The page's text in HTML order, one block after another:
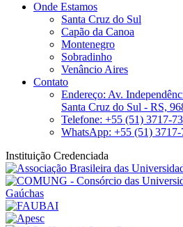
Onde Estamos
Santa Cruz do Sul
Capão da Canoa
Montenegro
Sobradinho
Venâncio Aires
Contato
Endereço: Av.
Santa Cruz do Sul - RS,
Telefone: +55 (51) 3717-
WhatsApp: +55 (51) 3717-
Instituição Credenciada